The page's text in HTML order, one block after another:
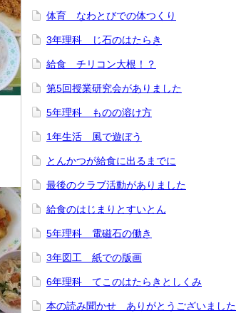
体育 なわとびでの体つくり
3年理科 じ石のはたらき
給食 チリコン大根！？
第5回授業研究会がありました
5年理科 ものの溶け方
1年生活 風で遊ぼう
とんかつが給食に出るまでに
最後のクラブ活動がありました
給食のはじまりとすいとん
5年理科 電磁石の働き
3年図工 紙での版画
6年理科 てこのはたらきとしくみ
本の読み聞かせ ありがとうございました